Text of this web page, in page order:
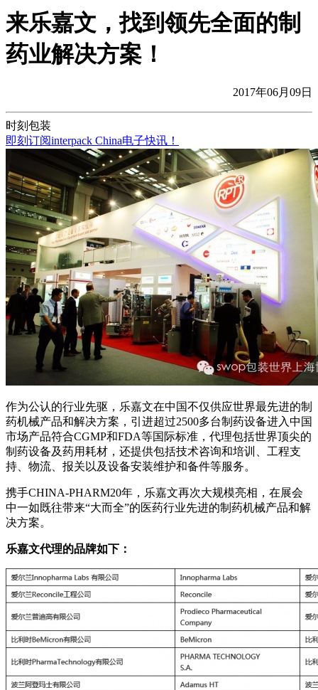
来乐嘉文，找到领先全面的制
药业解决方案！
2017年06月09日
时刻包装
即刻订阅interpack China电子快讯！
作为公认的行业先驱，乐嘉文在中国不仅供应世界最先进的制
药机械产品和解决方案，引进超过2500多台制药设备进入中国
市场产品符合CGMP和FDA等国际标准，代理包括世界顶尖的
制药设备及药用耗材，还提供包括技术咨询和培训、工程支
持、物流、报关以及设备安装维护和备件等服务。
携手CHINA-PHARM20年，乐嘉文再次大规模亮相，在展会
中一如既往带来“大而全”的医药行业先进的制药机械产品和解
决方案。
乐嘉文代理的品牌如下：